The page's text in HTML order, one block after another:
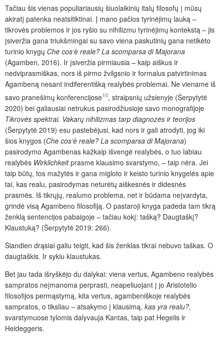
Tačiau šis vienas populiariausių šiuolaikinių italų filosofų į mūsų
akiratį patenka neatsitiktinai. Į mano pačios tyrinėjimų lauką –
tikrovės problemos ir jos ryšio su nihilizmu tyrinėjimų kontekstą – jis
įsiveržia gana triukšmingai su savo viena paskutinių gana netikėto
turinio knygų Che cos‘è reale? La scomparsa di Majorana
(Agamben, 2016). Ir įsiveržia pirmiausia – kaip aiškus ir
nedviprasmiškas, nors iš pirmo žvilgsnio ir formalus patvirtinimas
Agambeną nesant indiferentišką realybės problemai. Ne viename iš
savo pranešimų konferencijose10, straipsnių užsienyje (Šerpytytė
2020) bei galiausiai netrukus pasirodžiusioje savo monografijoje
Tikrovės spektrai. Vakarų nihilizmas tarp diagnozės ir teorijos
(Šerpytytė 2019) esu pastebėjusi, kad nors ir gali atrodyti, jog iki
šios knygos (Che cos‘è reale? La scomparsa di Majorana)
pasirodymo Agambenas kažkaip išvengė realybės, o tuo labiau
realybės Wirklichkeitprasme klausimo svarstymo, – taip nėra. Jei
taip būtų, tos mažytės ir gana migloto ir keisto turinio knygelės apie
tai, kas realu, pasirodymas neturėtų aiškesnės ir didesnės
prasmės. Iš tikrųjų, realumo problema, net ir būdama neįvardyta,
grindė visą Agambeno filosofiją. O pastaroji knyga padeda tam tikrą
ženklą sentencijos pabaigoje – tačiau kokį: tašką? Daugtaškį?
Klaustuką? (Šerpytytė 2019: 266).
Šiandien drąsiai galiu teigti, kad šis ženklas tikrai nebuvo taškas. O
daugtaškis. Ir sykiu klaustukas.
Bet jau tada išryškėjo du dalykai: viena vertus, Agambeno realybės
sampratos neįmanoma perprasti, neapeliuojant į jo Aristotelio
filosofijos permąstymą, kita vertus, agambeniškoje realybės
sampratos, o tiksliau – atsakymo į klausimą, kas yra realu?,
svarstymuose tylomis dalyvauja Kantas, taip pat Hegelis ir
Heideggeris.